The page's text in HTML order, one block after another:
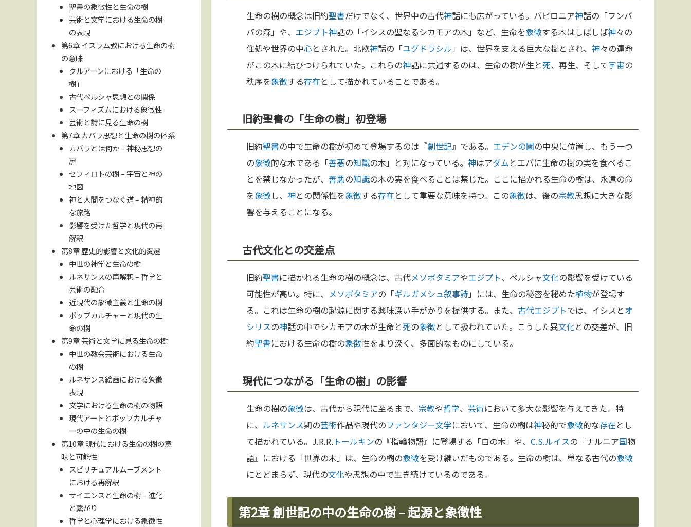
生命の樹の概念は旧約聖書だけでなく、世界中の古代神話にも広がっている。バビロニア神話の「フンバ
バの森」や、 エジプト神話の「イシスの聖なるシカモアの木」など、生命を象徴する木はしばしば神々の
住処や世界の中心とされた。北欧神話の「ユグドラシル 」は、世界を支える巨大な樹とされ、 神々の運命
がこの木に結びつけられていた。これらの神話に共通するのは、生命の樹が生と死、再生、そして宇宙の
秩序を象徴する存在として描かれていることである。
旧約聖書の「生命の樹」初登場
旧約聖書の中で生命の樹が初めて登場するのは『創世記』である。 エデンの園の中央に位置し、もう一つ
の象徴的な木である「善悪の知識の木」と対になっている。 神はアダムとエバに生命の樹の実を食べるこ
とを禁じなかったが、 善悪の知識の木の実を食べることは禁じた。ここに描かれる生命の樹は、永遠の命
を象徴し、 神との関係性を象徴する存在として重要な意味を持つ。この象徴は、後の宗教思想に大きな影
響を与えることになる。
古代文化との交差点
旧約聖書に描かれる生命の樹の概念は、古代メソポタミアやエジプト、ペルシャ文化の影響を受けている
可能性が高い。特に、 メソポタミアの「ギルガメシュ叙事詩」には、生命の秘密を秘めた植物が登場す
る。これは生命の樹の起源に関する興味深い手がかりを提供する。また、 古代エジプトでは、イシスとオ
シリスの神話の中でシカモアの木が生命と死の象徴として扱われていた。こうした異文化との交差が、旧
約聖書における生命の樹の象徴性をより深く、多面的なものにしている。
現代につながる「生命の樹」の影響
生命の樹の象徴は、古代から現代に至るまで、 宗教や哲学、 芸術において多大な影響を与えてきた。特
に、 ルネサンス期の芸術作品や現代のファンタジー文学において、生命の樹は神秘的で象徴的な存在とし
て描かれている。J.R.R. トールキンの『指輪物語』に登場する「白の木」や、 C.S.ルイスの『ナルニア国物
語』における「世界の木」は、生命の樹の象徴を受け継いだものである。生命の樹は、単なる古代の象徴
にとどまらず、現代の文化や思想の中で生き続けているのである。
第2章 創世記の中の生命の樹 – 起源と象徴性
聖書の象徴性と生命の樹
芸術と文学における生命の樹
の表現
第6章 イスラム教における生命の樹
の意味
クルアーンにおける「生命の
樹」
古代ペルシャ思想との関係
スーフィズムにおける象徴性
芸術と詩に見る生命の樹
第7章 カバラ思想と生命の樹の体系
カバラとは何か – 神秘思想の
扉
セフィロトの樹 – 宇宙と神の
地図
神と人間をつなぐ道 – 精神的
な旅路
影響を受けた哲学と現代の再
解釈
第8章 歴史的影響と文化的変遷
中世の神学と生命の樹
ルネサンスの再解釈 – 哲学と
芸術の融合
近現代の象徴主義と生命の樹
ポップカルチャーと現代の生
命の樹
第9章 芸術と文学に見る生命の樹
中世の教会芸術における生命
の樹
ルネサンス絵画における象徴
表現
文学における生命の樹の物語
現代アートとポップカルチャ
ーの中の生命の樹
第10章 現代における生命の樹の意
味と可能性
スピリチュアルムーブメント
における再解釈
サイエンスと生命の樹 – 進化
と繋がり
哲学と心理学における象徴性